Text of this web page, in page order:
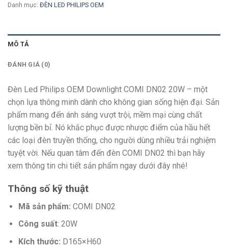
Danh mục: ĐÈN LED PHILIPS OEM
MÔ TẢ
ĐÁNH GIÁ (0)
Đèn Led Philips OEM Downlight COMI DN02 20W – một
chọn lựa thông minh dành cho không gian sống hiện đại. Sản
phẩm mang đến ánh sáng vượt trội, mềm mại cùng chất
lượng bền bỉ. Nó khắc phục được nhược điểm của hầu hết
các loại đèn truyền thống, cho người dùng nhiều trải nghiệm
tuyệt vời. Nếu quan tâm đến đèn COMI DN02 thì bạn hãy
xem thông tin chi tiết sản phẩm ngay dưới đây nhé!
Thông số kỹ thuật
Mã sản phẩm: COMI DN02
Công suất: 20W
Kích thước: D165×H60